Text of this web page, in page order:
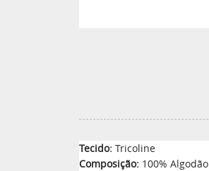
Tecido: Tricoline
Composição: 100% Algodão